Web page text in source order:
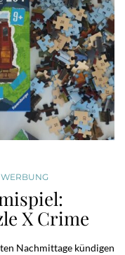
WERBUNG
X Crime
Nachmittage kündigen